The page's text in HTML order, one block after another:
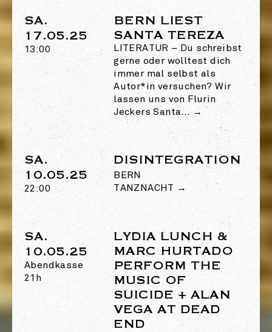
SA.
17.05.25
13:00
BERN LIEST
SANTA TEREZA
LITERATUR – Du schreibst
gerne oder wolltest dich
immer mal selbst als
Autor*in versuchen? Wir
lassen uns von Flurin
Jeckers Santa… →
SA.
10.05.25
22:00
DISINTEGRATION
BERN
TANZNACHT →
SA.
10.05.25
Abendkasse
21h
LYDIA LUNCH &
MARC HURTADO
PERFORM THE
MUSIC OF
SUICIDE + ALAN
VEGA AT DEAD
END